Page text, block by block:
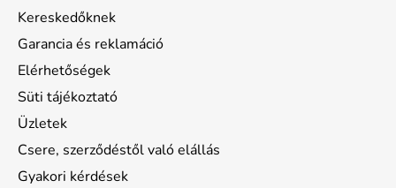
Kereskedőknek
Garancia és reklamáció
Elérhetőségek
Süti tájékoztató
Üzletek
Csere, szerződéstől való elállás
Gyakori kérdések